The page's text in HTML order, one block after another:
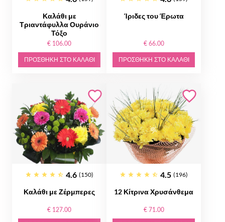
Καλάθι με
Τριαντάφυλλα Ουράνιο
Τόξο
€ 106.00
ΠΡΟΣΘΉΚΗ ΣΤΟ ΚΑΛΆΘΙ
Ίριδες του Έρωτα
€ 66.00
ΠΡΟΣΘΉΚΗ ΣΤΟ ΚΑΛΆΘΙ
4.6 (150)
Καλάθι με Ζέρμπερες
€ 127.00
4.5 (196)
12 Κίτρινα Χρυσάνθεμα
€ 71.00